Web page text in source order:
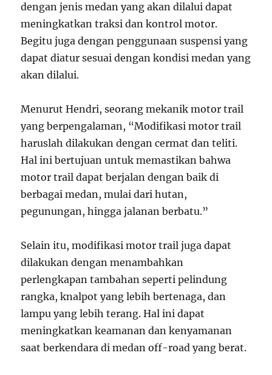
dengan jenis medan yang akan dilalui dapat
meningkatkan traksi dan kontrol motor.
Begitu juga dengan penggunaan suspensi yang
dapat diatur sesuai dengan kondisi medan yang
akan dilalui.
Menurut Hendri, seorang mekanik motor trail
yang berpengalaman, “Modifikasi motor trail
haruslah dilakukan dengan cermat dan teliti.
Hal ini bertujuan untuk memastikan bahwa
motor trail dapat berjalan dengan baik di
berbagai medan, mulai dari hutan,
pegunungan, hingga jalanan berbatu.”
Selain itu, modifikasi motor trail juga dapat
dilakukan dengan menambahkan
perlengkapan tambahan seperti pelindung
rangka, knalpot yang lebih bertenaga, dan
lampu yang lebih terang. Hal ini dapat
meningkatkan keamanan dan kenyamanan
saat berkendara di medan off-road yang berat.